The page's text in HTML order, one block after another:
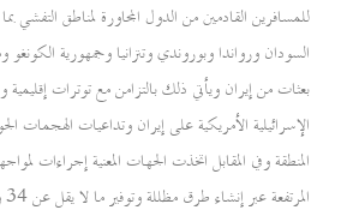
للمسافرين القادمين من الدول المجاورة لمناطق
السودان ورواندا وبوروندي وتنزانيا وجمهورية
بعثات من إيران ويأتي ذلك بالتزامن مع توترات
الإسرائيلية الأمريكية على إيران وتداعيات الهجمات
المنطقة وفي المقابل اتخذت الجهات المعنية إجراءات